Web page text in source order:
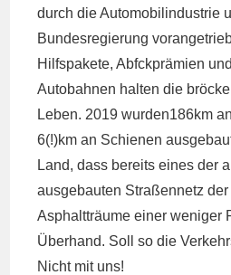
durch die Automobilindustrie
Bundesregierung
Hilfspakete, Abfckprämien
Autobahnen halten die
Leben. 2019 wurden186km
6(!)km an Schienen
Land, dass bereits eines der
ausgebauten Straßennetz
Asphaltträume einer weniger
Überhand. Soll so die
Nicht mit uns!